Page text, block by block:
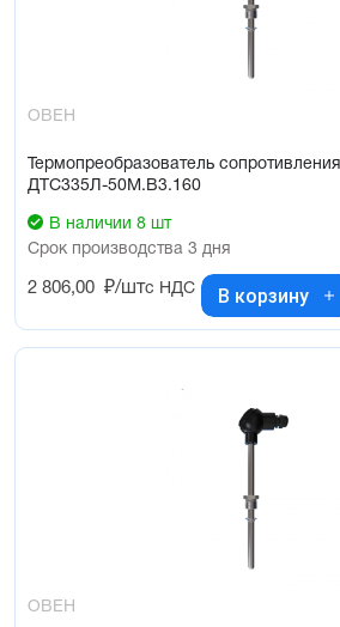
ОВЕН
Термопреобразователь сопротивления
ДТС335Л-50М.В3.160
В наличии 8 шт
Срок производства 3 дня
2 806,00 ₽/штс НДС В корзину
ОВЕН